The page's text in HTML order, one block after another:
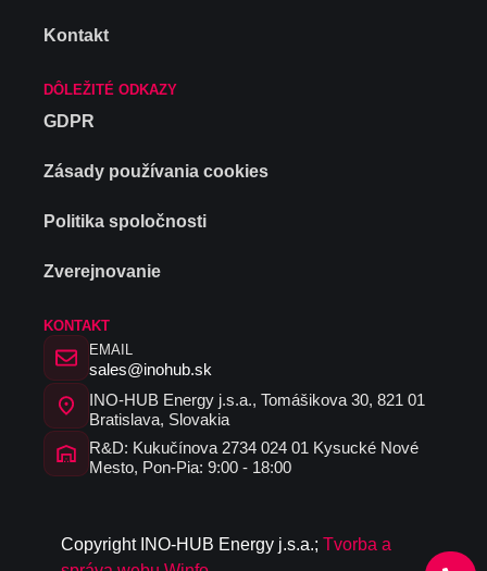
Kontakt
DÔLEŽITÉ ODKAZY
GDPR
Zásady používania cookies
Politika spoločnosti
Zverejnovanie
KONTAKT
EMAIL
sales@inohub.sk
INO-HUB Energy j.s.a., Tomášikova 30, 821 01
Bratislava, Slovakia
R&D: Kukučínova 2734 024 01 Kysucké Nové
Mesto, Pon-Pia: 9:00 - 18:00
Copyright I NO-HUB Energy j.s.a.; Tvorba a